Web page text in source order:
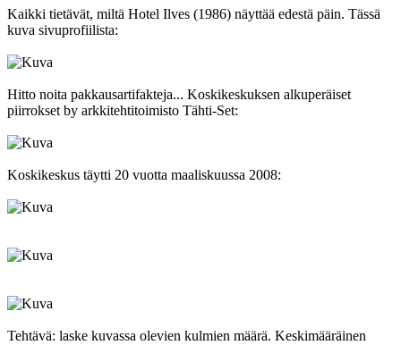
Kaikki tietävät, miltä Hotel Ilves (1986) näyttää edestä päin. Tässä
kuva sivuprofiilista:
Hitto noita pakkausartifakteja... Koskikeskuksen alkuperäiset
piirrokset by arkkitehtitoimisto Tähti-Set:
Koskikeskus täytti 20 vuotta maaliskuussa 2008:
Tehtävä: laske kuvassa olevien kulmien määrä. Keskimääräinen